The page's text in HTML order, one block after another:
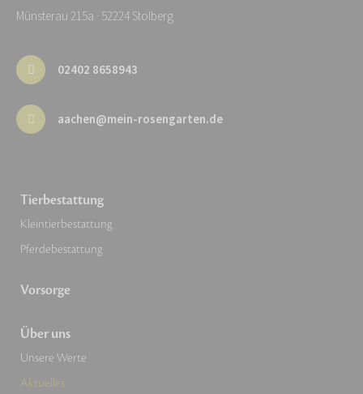
Münsterau 215a · 52224 Stolberg
02402 8658943
aachen@mein-rosengarten.de
Tierbestattung
Kleintierbestattung
Pferdebestattung
Vorsorge
Über uns
Unsere Werte
Aktuelles